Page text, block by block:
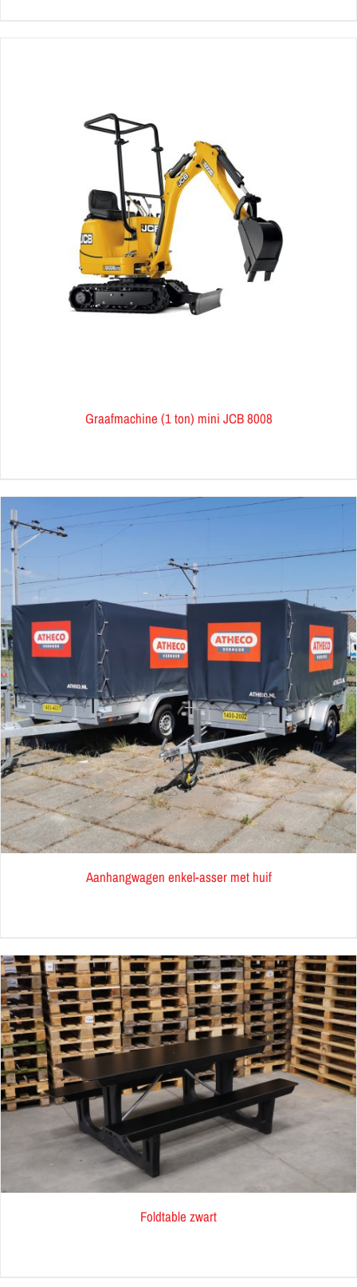
Graafmachine (1 ton) mini JCB 8008
Aanhangwagen enkel-asser met huif
Foldtable zwart